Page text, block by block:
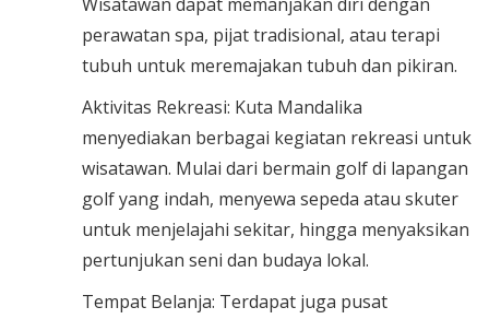
perawatan spa, pijat tradisional, atau terapi
tubuh untuk meremajakan tubuh dan pikiran.
Aktivitas Rekreasi: Kuta Mandalika
menyediakan berbagai kegiatan rekreasi untuk
wisatawan. Mulai dari bermain golf di lapangan
golf yang indah, menyewa sepeda atau skuter
untuk menjelajahi sekitar, hingga menyaksikan
pertunjukan seni dan budaya lokal.
Tempat Belanja: Terdapat juga pusat